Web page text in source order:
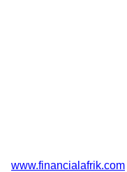
www.financialafrik.com